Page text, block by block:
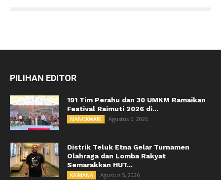
PILIHAN EDITOR
191 Tim Perahu dan 30 UMKM Ramaikan
Festival Raimuti 2026 di...
MANOKWARI Agustus 6, 2026
Distrik Teluk Etna Gelar Turnamen
Olahraga dan Lomba Rakyat
Semarakkan HUT...
KAIMANA Agustus 5, 2026